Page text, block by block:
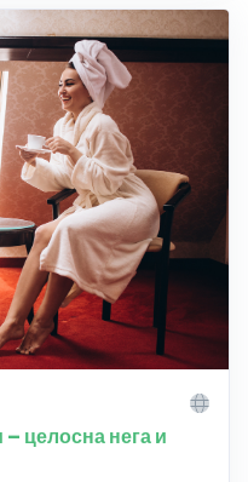
целосна нега и